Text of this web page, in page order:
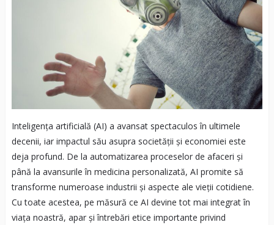
Inteligența artificială (AI) a avansat spectaculos în ultimele
decenii, iar impactul său asupra societății și economiei este
deja profund. De la automatizarea proceselor de afaceri și
până la avansurile în medicina personalizată, AI promite să
transforme numeroase industrii și aspecte ale vieții cotidiene.
Cu toate acestea, pe măsură ce AI devine tot mai integrat în
viața noastră, apar și întrebări etice importante privind